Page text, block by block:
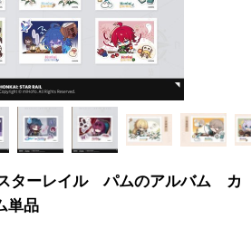
スターレイル パムのアルバム カ
単品